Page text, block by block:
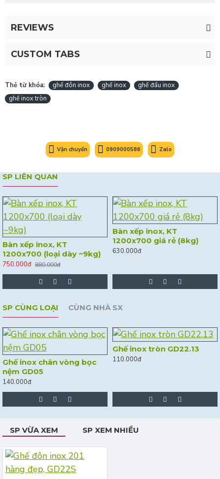
REVIEWS
CUSTOM TABS
Thẻ từ khóa: ghế đôn inox ghế inox
ghế đẩu inox
ghế inox tròn
Vận chuyển 0909000586 Zalo
SP LIÊN QUAN
Bàn xếp inox, KT
1200x700 (loại dày ~9kg)
750.000đ 880.000đ
Bàn xếp inox, KT
1200x700 giá rẻ (8kg)
630.000đ
SP CÙNG LOẠI CÙNG NHÀ SX
Ghế inox chân vòng bọc
nệm GD05
140.000đ
Ghế inox tròn GD22.13
110.000đ
SP VỪA XEM SP XEM NHIỀU